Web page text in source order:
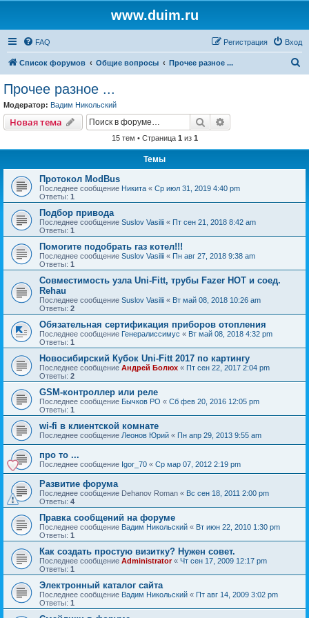
www.duim.ru
FAQ Вход
Регистрация
Список форумов Общие вопросы Прочее разное ...
Прочее разное ...
Модератор: Вадим Никольский
Новая тема Поиск
15 тем • Страница 1 из 1
Темы
Протокол ModBus
Последнее сообщение Никита « Ср июл 31, 2019 4:40 pm
Ответы: 1
Подбор привода
Последнее сообщение Suslov Vasilii « Пт сен 21, 2018 8:42 am
Ответы: 1
Помогите подобрать газ котел!!!
Последнее сообщение Suslov Vasilii « Пн авг 27, 2018 9:38 am
Ответы: 1
Совместимость узла Uni-Fitt, трубы Fazer HOT и соед.
Rehau
Последнее сообщение Suslov Vasilii « Вт май 08, 2018 10:26 am
Ответы: 2
Обязательная сертификация приборов отопления
Последнее сообщение Генералиссимус « Вт май 08, 2018 4:32 pm
Ответы: 1
Новосибирский Кубок Uni-Fitt 2017 по картингу
Последнее сообщение Андрей Болюх « Пт сен 22, 2017 2:04 pm
Ответы: 2
GSM-контроллер или реле
Последнее сообщение Бычков РО « Сб фев 20, 2016 12:05 pm
Ответы: 1
wi-fi в клиентской комнате
Последнее сообщение Леонов Юрий « Пн апр 29, 2013 9:55 am
про то ...
Последнее сообщение Igor_70 « Ср мар 07, 2012 2:19 pm
Развитие форума
Последнее сообщение Dehanov Roman « Вс сен 18, 2011 2:00 pm
Ответы: 4
Правка сообщений на форуме
Последнее сообщение Вадим Никольский « Вт июн 22, 2010 1:30 pm
Ответы: 1
Как создать простую визитку? Нужен совет.
Последнее сообщение Administrator« Чт сен 17, 2009 12:17 pm
Ответы: 1
Электронный каталог сайта
Последнее сообщение Вадим Никольский « Пт авг 14, 2009 3:02 pm
Ответы: 1